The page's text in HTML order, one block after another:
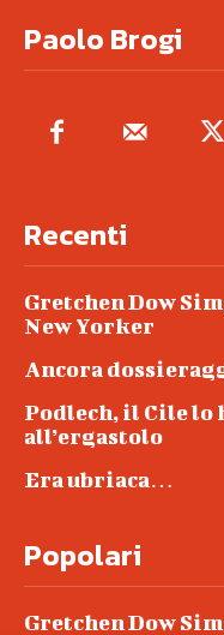
Paolo Brogi
Recenti
Gretchen Dow
New Yorker
Ancora
Podlech, il Cile lo
all’ergastolo
Era ubriaca…
Popolari
Gretchen Dow